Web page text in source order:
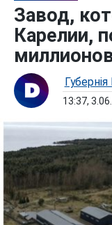
Завод,
Карелии,
Губернiя
13:37,